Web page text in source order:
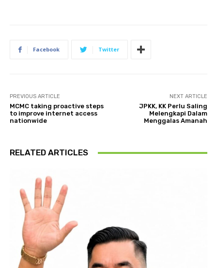
Facebook Twitter
PREVIOUS ARTICLE
MCMC taking proactive steps
to improve internet access
nationwide
NEXT ARTICLE
JPKK, KK Perlu Saling
Melengkapi Dalam
Menggalas Amanah
RELATED ARTICLES